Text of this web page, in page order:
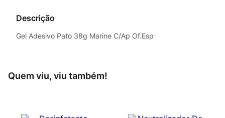
Descrição
Gel Adesivo Pato 38g Marine C/Ap Of.Esp
Quem viu, viu também!